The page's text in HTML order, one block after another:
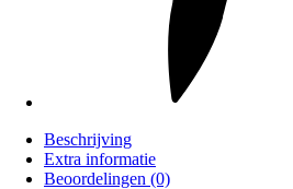
Beschrijving
Extra informatie
Beoordelingen (0)